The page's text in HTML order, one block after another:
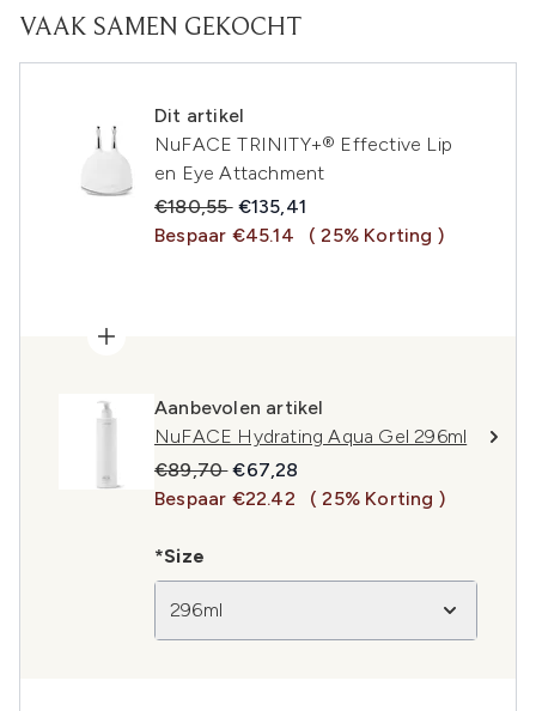
VAAK SAMEN GEKOCHT
Dit artikel
NuFACE TRINITY+® Effective Lip
en Eye Attachment
Recommended Retail Price:
€180,55 Huidige prijs:
€135,41
Bespaar €45.14
( 25% Korting )
Aanbevolen artikel
NuFACE Hydrating Aqua Gel 296ml
Recommended Retail Price:
€89,70Huidige prijs:
€67,28
Bespaar €22.42
( 25% Korting )
*Size
296ml